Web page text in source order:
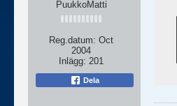
PuukkoMatti
Reg.datum: Oct
2004
Inlägg: 201
Dela